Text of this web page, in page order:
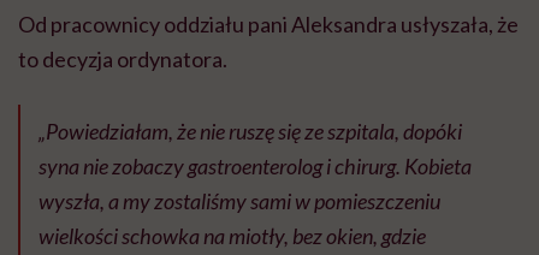
Od pracownicy oddziału pani Aleksandra usłyszała, że
to decyzja ordynatora.
„Powiedziałam, że nie ruszę się ze szpitala, dopóki
syna nie zobaczy gastroenterolog i chirurg. Kobieta
wyszła, a my zostaliśmy sami w pomieszczeniu
wielkości schowka na miotły, bez okien, gdzie